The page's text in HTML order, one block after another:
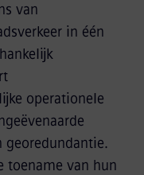
van
in één
operationele
toename van hun